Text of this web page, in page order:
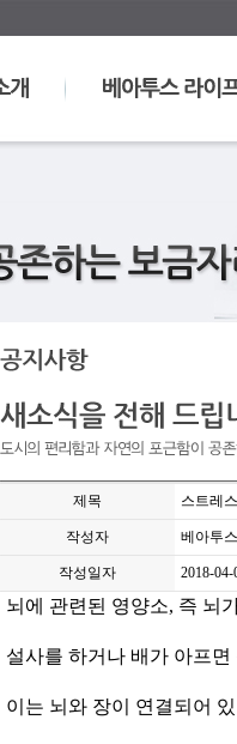
제목 스트레
작성자 베아투
작성일자 2018-04-
뇌에 관련된 영양소, 즉 뇌
설사를 하거나 배가 아프
이는 뇌와 장이 연결되어